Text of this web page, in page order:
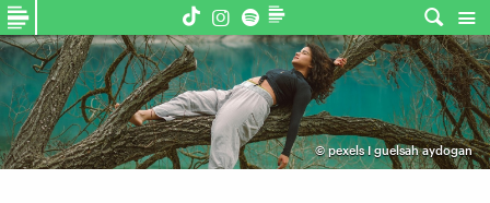
©pexels I guelsah aydogan